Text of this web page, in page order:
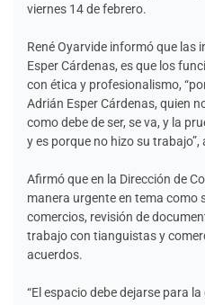
viernes 14 de febrero.
René Oyarvide informó que las
Esper Cárdenas, es que los
con ética y profesionalismo,
Adrián Esper Cárdenas, quien
como debe de ser, se va, y la
y es porque no hizo su trabajo”,
Afirmó que en la Dirección de
manera urgente en tema como
comercios, revisión de
trabajo con tianguistas y
acuerdos.
“El espacio debe dejarse para